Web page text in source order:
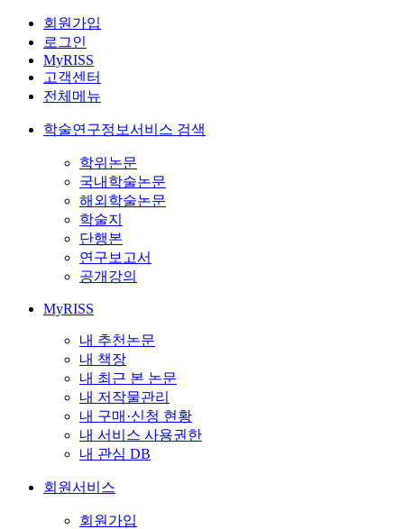
회원가입
로그인
MyRISS
고객센터
전체메뉴
학술연구정보서비스 검색
학위논문
국내학술논문
해외학술논문
학술지
단행본
연구보고서
공개강의
MyRISS
내 추천논문
내 책장
내 최근 본 논문
내 저작물관리
내 구매·신청 현황
내 서비스 사용권한
내 관심 DB
회원서비스
회원가입